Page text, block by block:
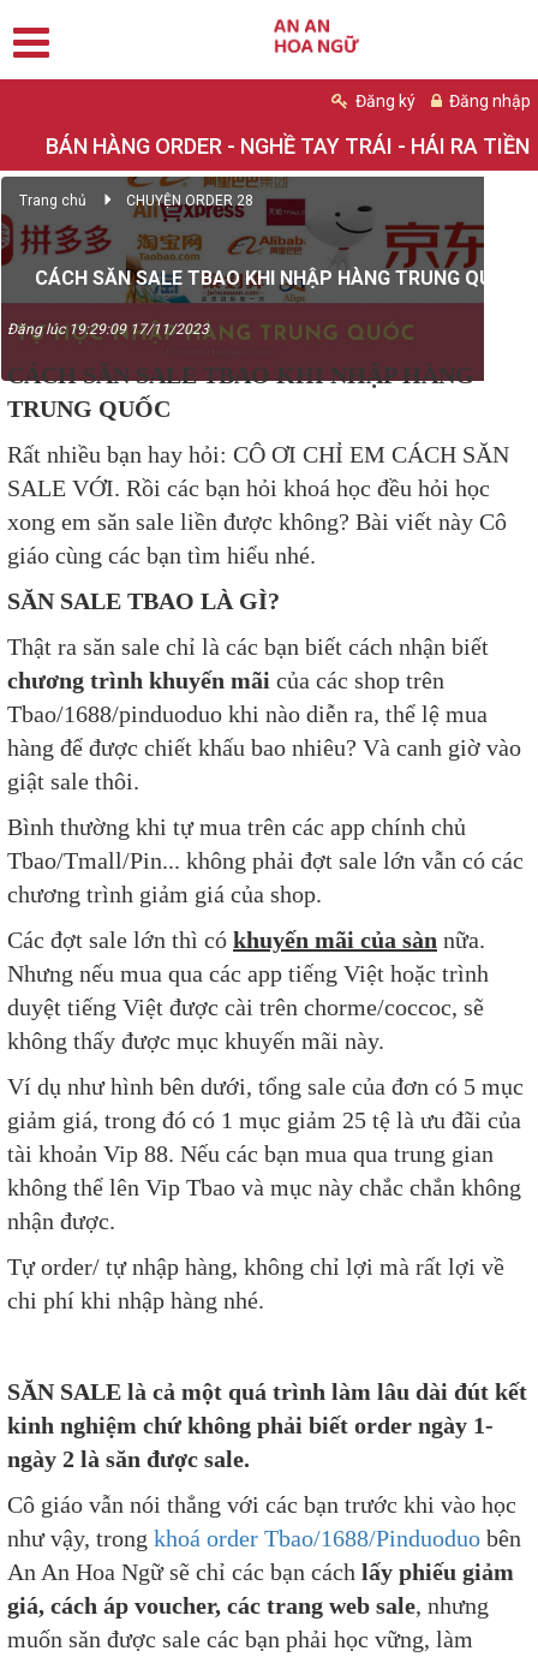
Đăng ký Đăng nhập
BÁN HÀNG ORDER - NGHỀ TAY TRÁI - HÁI RA TIỀN
Trang chủ CHUYỆN ORDER 28
CÁCH SĂN SALE TBAO KHI NHẬP HÀNG TRUNG QUỐC
Đăng lúc 19:29:09 17/11/2023
CÁCH SĂN SALE TBAO KHI NHẬP HÀNG
TRUNG QUỐC
Rất nhiều bạn hay hỏi: CÔ ƠI CHỈ EM CÁCH SĂN
SALE VỚI. Rồi các bạn hỏi khoá học đều hỏi học
xong em săn sale liền được không? Bài viết này Cô
giáo cùng các bạn tìm hiểu nhé.
SĂN SALE TBAO LÀ GÌ?
Thật ra săn sale chỉ là các bạn biết cách nhận biết
chương trình khuyến mãi của các shop trên
Tbao/1688/pinduoduo khi nào diễn ra, thể lệ mua
hàng để được chiết khấu bao nhiêu? Và canh giờ vào
giật sale thôi.
Bình thường khi tự mua trên các app chính chủ
Tbao/Tmall/Pin... không phải đợt sale lớn vẫn có các
chương trình giảm giá của shop.
Các đợt sale lớn thì có khuyến mãi của sàn nữa.
Nhưng nếu mua qua các app tiếng Việt hoặc trình
duyệt tiếng Việt được cài trên chorme/coccoc, sẽ
không thấy được mục khuyến mãi này.
Ví dụ như hình bên dưới, tổng sale của đơn có 5 mục
giảm giá, trong đó có 1 mục giảm 25 tệ là ưu đãi của
tài khoản Vip 88. Nếu các bạn mua qua trung gian
không thể lên Vip Tbao và mục này chắc chắn không
nhận được.
Tự order/ tự nhập hàng, không chỉ lợi mà rất lợi về
chi phí khi nhập hàng nhé.
SĂN SALE là cả một quá trình làm lâu dài đút kết
kinh nghiệm chứ không phải biết order ngày 1-
ngày 2 là săn được sale.
Cô giáo vẫn nói thẳng với các bạn trước khi vào học
như vậy, trong khoá order Tbao/1688/Pinduoduo bên
An An Hoa Ngữ sẽ chỉ các bạn cách lấy phiếu giảm
giá, cách áp voucher, các trang web sale, nhưng
muốn săn được sale các bạn phải học vững, làm